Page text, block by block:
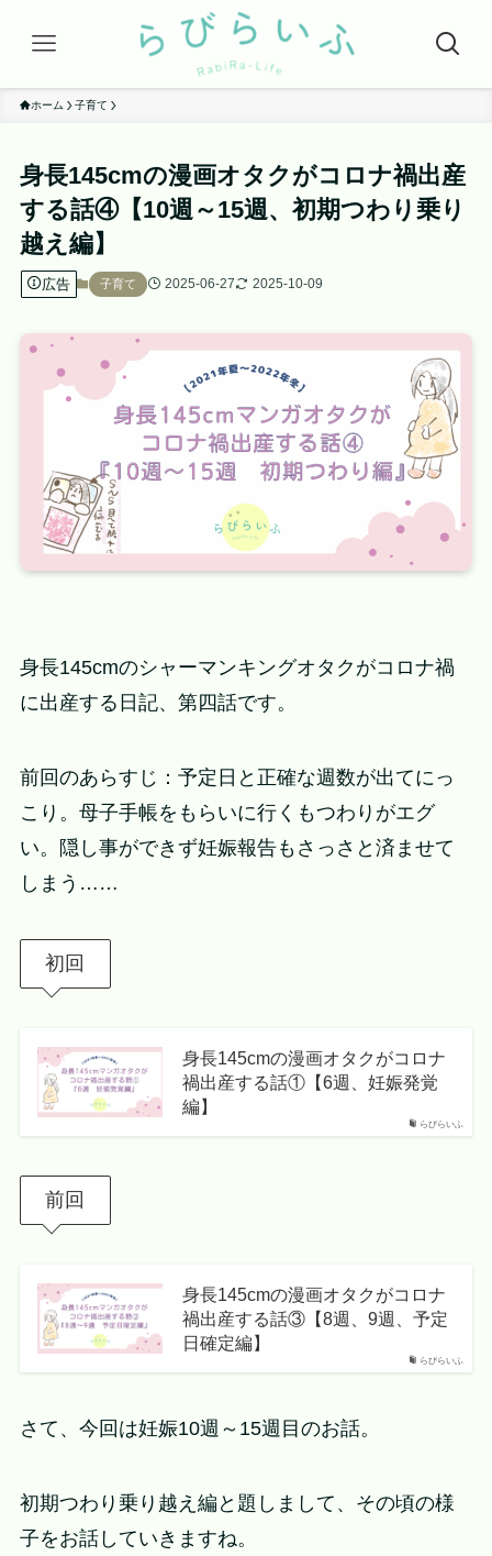
ホーム 子育て
身長145cmの漫画オタクがコロナ禍出産
する話④【10週～15週、初期つわり乗り
越え編】
広告 子育て 2025-06-27 2025-10-09
身長145cmのシャーマンキングオタクがコロナ禍
に出産する日記、第四話です。
前回のあらすじ：予定日と正確な週数が出てにっ
こり。母子手帳をもらいに行くもつわりがエグ
い。隠し事ができず妊娠報告もさっさと済ませて
しまう……
初回
らびらいふ
身長145cmの漫画オタクがコロナ
禍出産する話①【6週、妊娠発覚
編】
前回
らびらいふ
身長145cmの漫画オタクがコロナ
禍出産する話③【8週、9週、予定
日確定編】
さて、今回は妊娠10週～15週目のお話。
初期つわり乗り越え編と題しまして、その頃の様
子をお話していきますね。